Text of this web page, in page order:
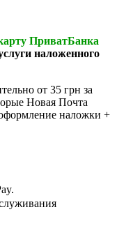
ПриватБанка
наложенного
от 35 грн за
Новая Почта
оформление наложки +